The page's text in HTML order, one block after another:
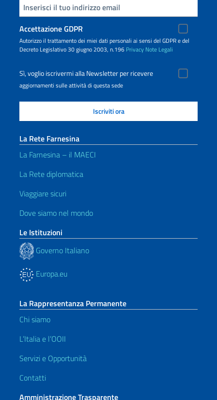
Inserisci la tua email
Accettazione GDPR
Autorizzo il trattamento dei miei dati personali ai sensi del GDPR e del
Decreto Legislativo 30 giugno 2003, n.196 Privacy Note Legali
Sì, voglio iscrivermi alla Newsletter per ricevere
aggiornamenti sulle attività di questa sede
La Rete Farnesina
La Farnesina – il MAECI
La Rete diplomatica
Viaggiare sicuri
Dove siamo nel mondo
Le Istituzioni
Governo Italiano
Europa.eu
La Rappresentanza Permanente
Chi siamo
L’Italia e l’OOII
Servizi e Opportunità
Contatti
Amministrazione Trasparente